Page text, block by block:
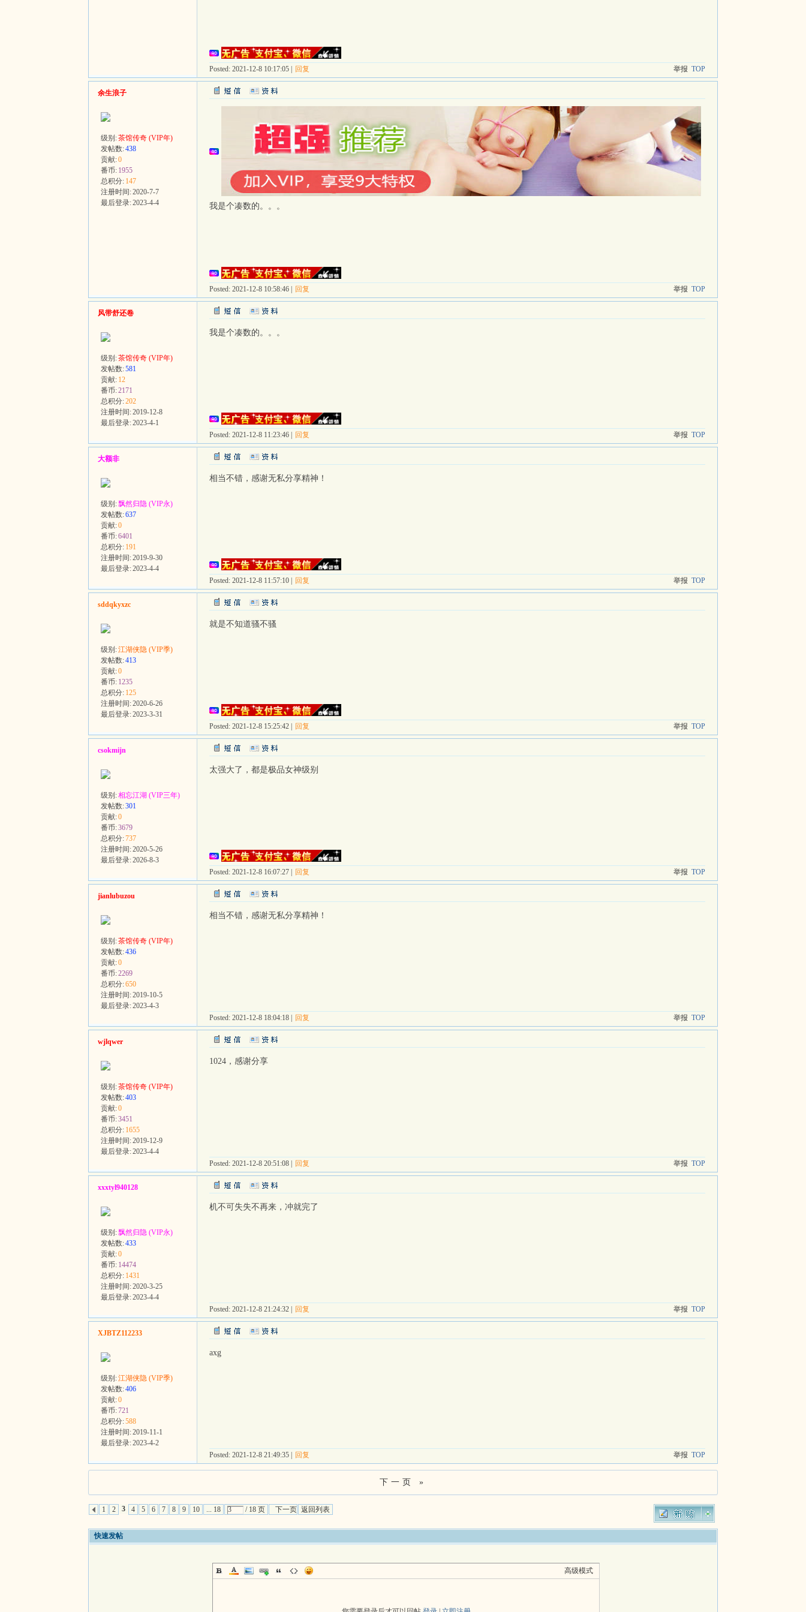
Posted: 2021-12-8 10:17:05 | 回复 TOP
举报
余生浪子
级别:茶馆传奇 (VIP年)
发帖数:438
贡献:0
番币: 1955
总积分: 147
注册时间:2020-7-7
最后登录:2023-4-4 我是个凑数的。。。
Posted: 2021-12-8 10:58:46 | 回复 TOP
举报
风带舒还卷
级别:茶馆传奇 (VIP年)
发帖数:581
贡献: 12
番币:2171
总积分:202
注册时间:2019-12-8
最后登录:2023-4-1
我是个凑数的。。。
Posted: 2021-12-8 11:23:46 | 回复 TOP
举报
大额非
级别:飘然归隐 (VIP永)
发帖数:637
贡献:0
番币:6401
总积分: 191
注册时间:2019-9-30
最后登录:2023-4-4
相当不错，感谢无私分享精神！
Posted: 2021-12-8 11:57:10 | 回复 TOP
举报
sddqkyxzc
级别:江湖侠隐 (VIP季)
发帖数:413
贡献:0
番币: 1235
总积分: 125
注册时间:2020-6-26
最后登录:2023-3-31
就是不知道骚不骚
Posted: 2021-12-8 15:25:42 | 回复 TOP
举报
csokmijn
级别:相忘江湖 (VIP三年)
发帖数:301
贡献:0
番币:3679
总积分:737
注册时间:2020-5-26
最后登录:2026-8-3
太强大了，都是极品女神级别
Posted: 2021-12-8 16:07:27 | 回复 TOP
举报
jianlubuzou
级别:茶馆传奇 (VIP年)
发帖数:436
贡献:0
番币:2269
总积分:650
注册时间:2019-10-5
最后登录:2023-4-3
相当不错，感谢无私分享精神！
Posted: 2021-12-8 18:04:18 | 回复 TOP
举报
wjlqwer
级别:茶馆传奇 (VIP年)
发帖数:403
贡献:0
番币:3451
总积分: 1655
注册时间:2019-12-9
最后登录:2023-4-4
1024，感谢分享
Posted: 2021-12-8 20:51:08 | 回复 TOP
举报
xxxtyl940128
级别:飘然归隐 (VIP永)
发帖数:433
贡献:0
番币: 14474
总积分: 1431
注册时间:2020-3-25
最后登录:2023-4-4
机不可失失不再来，冲就完了
Posted: 2021-12-8 21:24:32 | 回复 TOP
举报
XJBTZ112233
级别:江湖侠隐 (VIP季)
发帖数:406
贡献:0
番币:721
总积分:588
注册时间:2019-11-1
最后登录:2023-4-2
axg
Posted: 2021-12-8 21:49:35 | 回复 TOP
举报
下一页 »
1 2 3 4 5 6 7 8 9 10 ... 18 / 18 页 下一页 返回列表
快速发帖
高级模式